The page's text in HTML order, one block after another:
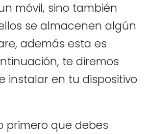
móvil, sino también
se almacenen algún
además esta es
te diremos
instalar en tu dispositivo
primero que debes